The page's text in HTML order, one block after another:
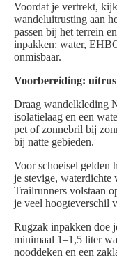
Voordat je vertrekt,
wandeluitrusting aan
passen bij het terrein
inpakken: water,
onmisbaar.
Voorbereiding:
Draag wandelkleding
isolatielaag en een
pet of zonnebril bij
bij natte gebieden.
Voor schoeisel gelden
je stevige, waterdichte
Trailrunners volstaan
je veel hoogteverschil
Rugzak inpakken doe
minimaal 1–1,5 liter
nooddeken en een